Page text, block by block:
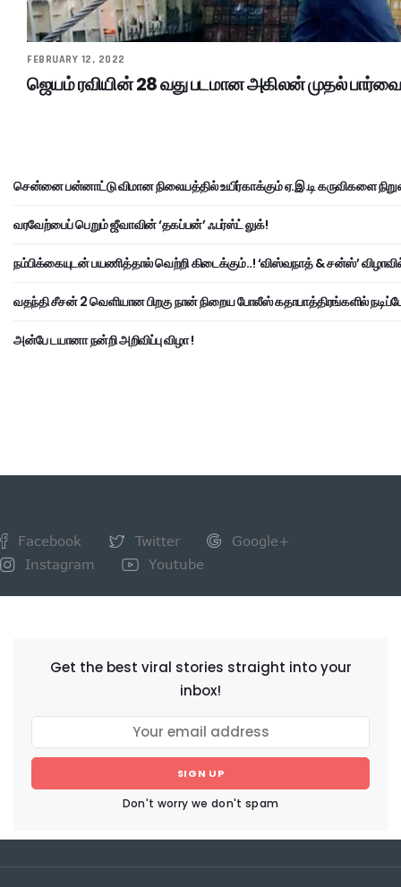
FEBRUARY 12, 2022
ஜெயம் ரவியின் 28 வது படமான அகிலன் முதல்
சென்னை பன்னாட்டு விமான நிலையத்தில் உயிர்காக்கும் ஏ.இ.டி கருவிகளை
வரவேற்பைப் பெறும் ஜீவாவின் ‘தகப்பன்’ ஃபர்ஸ்ட் லுக்!
நம்பிக்கையுடன் பயணித்தால் வெற்றி கிடைக்கும்..! ‘விஸ்வநாத் & சன்ஸ்’
வதந்தி சீசன் 2 வெளியான பிறகு நான் நிறைய போலீஸ் கதாபாத்திரங்களில்
அன்பே டயானா நன்றி அறிவிப்பு விழா !
Facebook Twitter
Google+
Instagram
Youtube
Get the best viral stories straight into your
inbox!
SIGN UP
Don't worry we don't spam